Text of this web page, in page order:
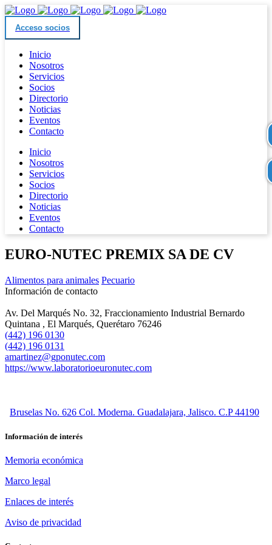
Acceso socios
Inicio
Nosotros
Servicios
Socios
Directorio
Noticias
Eventos
Contacto
Inicio
Nosotros
Servicios
Socios
Directorio
Noticias
Eventos
Contacto
EURO-NUTEC PREMIX SA DE CV
Alimentos para animales Pecuario
Información de contacto
Av. Del Marqués No. 32, Fraccionamiento Industrial Bernardo
Quintana , El Marqués, Querétaro 76246
(442) 196 0130
(442) 196 0131
amartinez@gponutec.com
https://www.laboratorioeuronutec.com
Bruselas No. 626 Col. Moderna. Guadalajara, Jalisco. C.P 44190
Información de interés
Memoria económica
Marco legal
Enlaces de interés
Aviso de privacidad